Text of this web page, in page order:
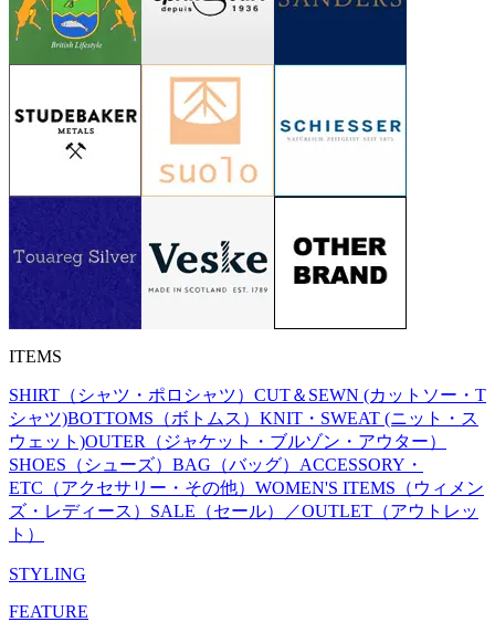
ITEMS
SHIRT（シャツ・ポロシャツ） CUT＆SEWN (カットソー・T
シャツ)BOTTOMS（ボトムス） KNIT・SWEAT (ニット・ス
ウェット)OUTER（ジャケット・ブルゾン・アウター）
SHOES（シューズ） BAG（バッグ） ACCESSORY・
ETC（アクセサリー・その他） WOMEN'S ITEMS（ウィメン
ズ・レディース） SALE（セール）／OUTLET（アウトレッ
ト）
STYLING
FEATURE